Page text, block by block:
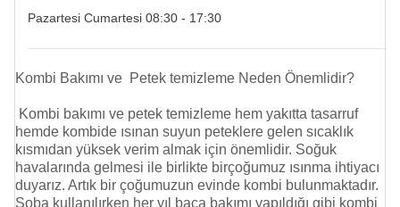
Pazartesi Cumartesi 08:30 - 17:30
Kombi Bakımı ve Petek temizleme Neden Önemlidir?
Kombi bakımı ve petek temizleme hem yakıtta tasarruf
hemde kombide ısınan suyun peteklere gelen sıcaklık
kısmıdan yüksek verim almak için önemlidir. Soğuk
havalarında gelmesi ile birlikte birçoğumuz ısınma ihtiyacı
duyarız. Artık bir çoğumuzun evinde kombi bulunmaktadır.
Soba kullanılırken her yıl baca bakımı yapıldığı gibi kombi